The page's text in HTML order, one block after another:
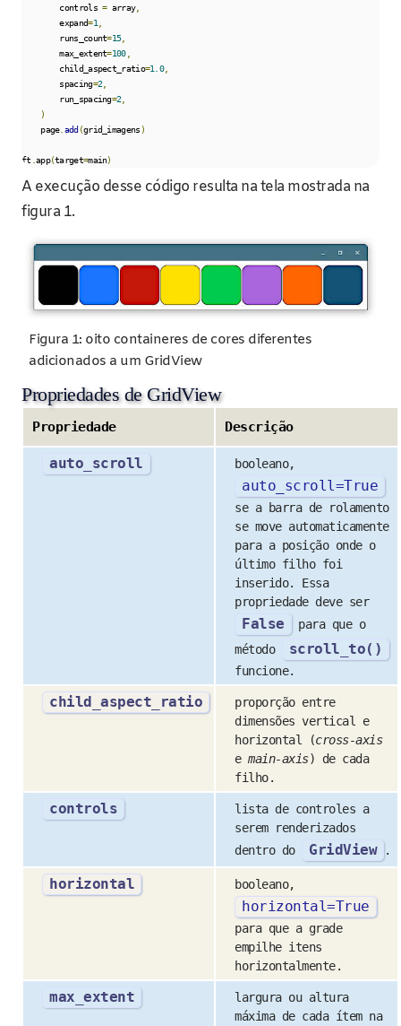
        controls
= array,
        expand
=1
        runs_count
=15,
        max_extent
=100,
        child_aspect_ratio
=1.0,
        spacing
=2
        run_spacing
=2
)
    page
. add(grid_imagens )
ft app(target=main)
A execução desse código resulta na tela mostrada na
figura 1.
Figura 1: oito containeres de cores diferentes
adicionados a um GridView
Propriedades de GridView
Propriedade Descrição
auto_scroll booleano,
auto_scroll =True
se a barra de rolamento
se move automaticamente
para a posição onde o
último filho foi
inserido. Essa
propriedade deve ser
False
para que o
método
scroll_to()
funcione.
child_aspect_ratio
proporção entre
dimensões vertical e
horizontal (cross-axis
emain-axis) de cada
filho.
controls
lista de controles a
serem renderizados
dentro do
GridView .
horizontal booleano,
horizontal=True
para que a grade
empilhe itens
horizontalmente.
max_extent
largura ou altura
máxima de cada ítem na